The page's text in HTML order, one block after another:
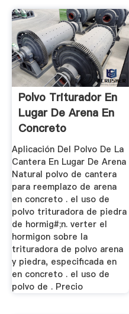
Polvo Triturador En
Lugar De Arena En
Concreto
Aplicación Del Polvo De La
Cantera En Lugar De Arena
Natural polvo de cantera
para reemplazo de arena
en concreto . el uso de
polvo trituradora de piedra
de hormig#;n. verter el
hormigon sobre la
trituradora de polvo arena
y piedra, especificada en
en concreto . el uso de
polvo de . Precio